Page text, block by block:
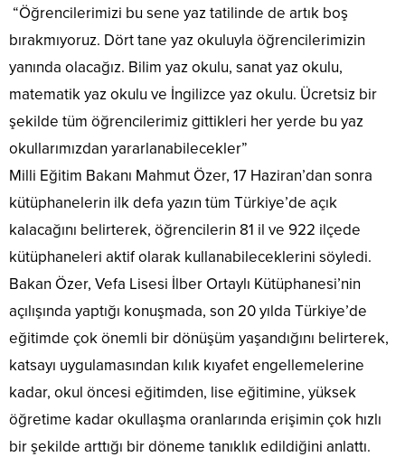
“Öğrencilerimizi bu sene yaz tatilinde de artık boş
bırakmıyoruz. Dört tane yaz okuluyla öğrencilerimizin
yanında olacağız. Bilim yaz okulu, sanat yaz okulu,
matematik yaz okulu ve İngilizce yaz okulu. Ücretsiz bir
şekilde tüm öğrencilerimiz gittikleri her yerde bu yaz
okullarımızdan yararlanabilecekler”
Milli Eğitim Bakanı Mahmut Özer, 17 Haziran’dan sonra
kütüphanelerin ilk defa yazın tüm Türkiye’de açık
kalacağını belirterek, öğrencilerin 81 il ve 922 ilçede
kütüphaneleri aktif olarak kullanabileceklerini söyledi.
Bakan Özer, Vefa Lisesi İlber Ortaylı Kütüphanesi’nin
açılışında yaptığı konuşmada, son 20 yılda Türkiye’de
eğitimde çok önemli bir dönüşüm yaşandığını belirterek,
katsayı uygulamasından kılık kıyafet engellemelerine
kadar, okul öncesi eğitimden, lise eğitimine, yüksek
öğretime kadar okullaşma oranlarında erişimin çok hızlı
bir şekilde arttığı bir döneme tanıklık edildiğini anlattı.